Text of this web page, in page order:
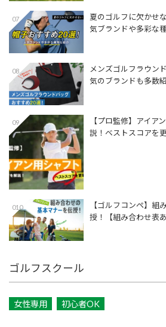
07
夏のゴルフに欠かせ
気ブランドや多彩な
08
メンズゴルフラウン
気のブランドも多数
09
【プロ監修】アイア
説！ベストスコアを
010
【ゴルフコンペ】組
授！【組み合わせ表あ
ゴルフスクール
女性専用 初心者OK